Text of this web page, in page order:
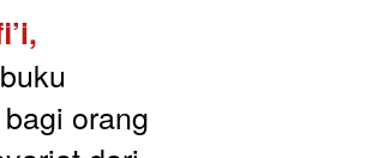
orang